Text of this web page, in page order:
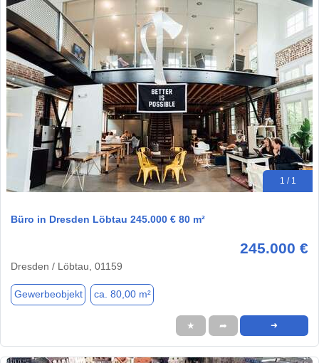
1 / 1
Büro in Dresden Löbtau 245.000 € 80 m²
245.000 €
Dresden / Löbtau, 01159
Gewerbeobjekt ca. 80,00 m²
★ ➦ ➜